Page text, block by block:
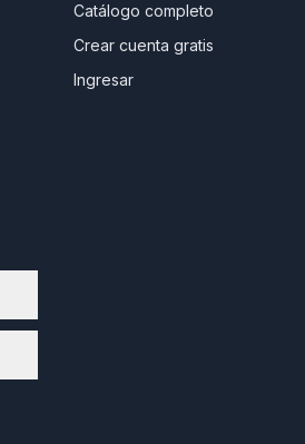
Catálogo completo
Crear cuenta gratis
Ingresar